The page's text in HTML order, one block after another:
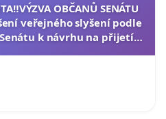
OBČANŮ SENÁTU
veřejného slyšení podle
k návrhu na přijetí